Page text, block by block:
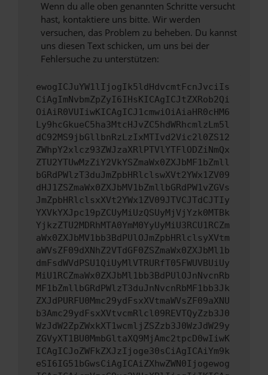
Wenn du alle oben genannten Schritte versucht
hast, kontaktiere uns bitte. Wir werden
versuchen, das Problem zu beheben. Du kannst
uns diesen Text schicken, um uns bei der
Fehlersuche zu unterstützen:
ewogICJuYW1lIjogIk5ldHdvcmtFcnJvciIs
CiAgImNvbmZpZyI6IHsKICAgICJtZXRob2Qi
OiAiR0VUIiwKICAgICJ1cmwiOiAiaHR0cHM6
Ly9hcGkueC5ha3MtcHJvZC5hdWRhcmlzLm5l
dC92MS9jbGllbnRzLzIxMTIvd2Vic2l0ZS12
ZWhpY2xlcz93ZWJzaXRlPTVlYTFlODZiNmQx
ZTU2YTUwMzZiY2VkYSZmaWx0ZXJbMF1bZmll
bGRdPWlzT3duJmZpbHRlclswXVt2YWx1ZV09
dHJ1ZSZmaWx0ZXJbMV1bZmllbGRdPW1vZGVs
JmZpbHRlclsxXVt2YWx1ZV09JTVCJTdCJTIy
YXVkYXJpc19pZCUyMiUzQSUyMjVjYzk0MTBk
YjkzZTU2MDRhMTA0YmM0YyUyMiU3RCU1RCZm
aWx0ZXJbMV1bb3BdPUlOJmZpbHRlclsyXVtm
aWVsZF09dXNhZ2VTdGF0ZSZmaWx0ZXJbMl1b
dmFsdWVdPSU1QiUyMlVTRURfT05FWUVBUiUy
MiU1RCZmaWx0ZXJbMl1bb3BdPUlOJnNvcnRb
MF1bZmllbGRdPWlzT3duJnNvcnRbMF1bb3Jk
ZXJdPURFU0Mmc29ydFsxXVtmaWVsZF09aXNU
b3Amc29ydFsxXVtvcmRlcl09REVTQyZzb3J0
WzJdW2ZpZWxkXT1wcmljZSZzb3J0WzJdW29y
ZGVyXT1BU0MmbGltaXQ9MjAmc2tpcD0wIiwK
ICAgICJoZWFkZXJzIjoge30sCiAgICAiYm9k
eSI6IG51bGwsCiAgICAiZXhwZWN0Ijogewog